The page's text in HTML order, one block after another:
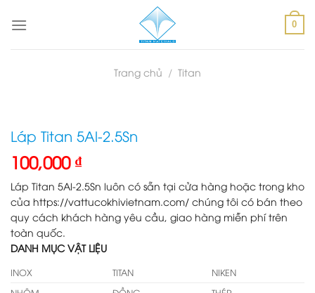
0
Trang chủ / Titan
Láp Titan 5Al-2.5Sn
100,000 ₫
Láp Titan 5Al-2.5Sn luôn có sẵn tại cửa hàng hoặc trong kho
của https://vattucokhivietnam.com/ chúng tôi có bán theo
quy cách khách hàng yêu cầu, giao hàng miễn phí trên
toàn quốc.
DANH MỤC VẬT LIỆU
INOX TITAN
NIKEN